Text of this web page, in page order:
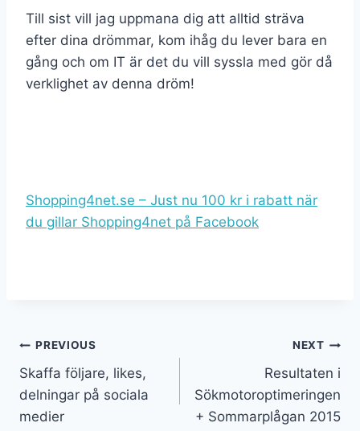
Till sist vill jag uppmana dig att alltid sträva
efter dina drömmar, kom ihåg du lever bara en
gång och om IT är det du vill syssla med gör då
verklighet av denna dröm!
Shopping4net.se – Just nu 100 kr i rabatt när
du gillar Shopping4net på Facebook
PREVIOUS
Skaffa följare, likes,
delningar på sociala
medier
NEXT
Resultaten i
Sökmotoroptimeringen
+ Sommarplågan 2015